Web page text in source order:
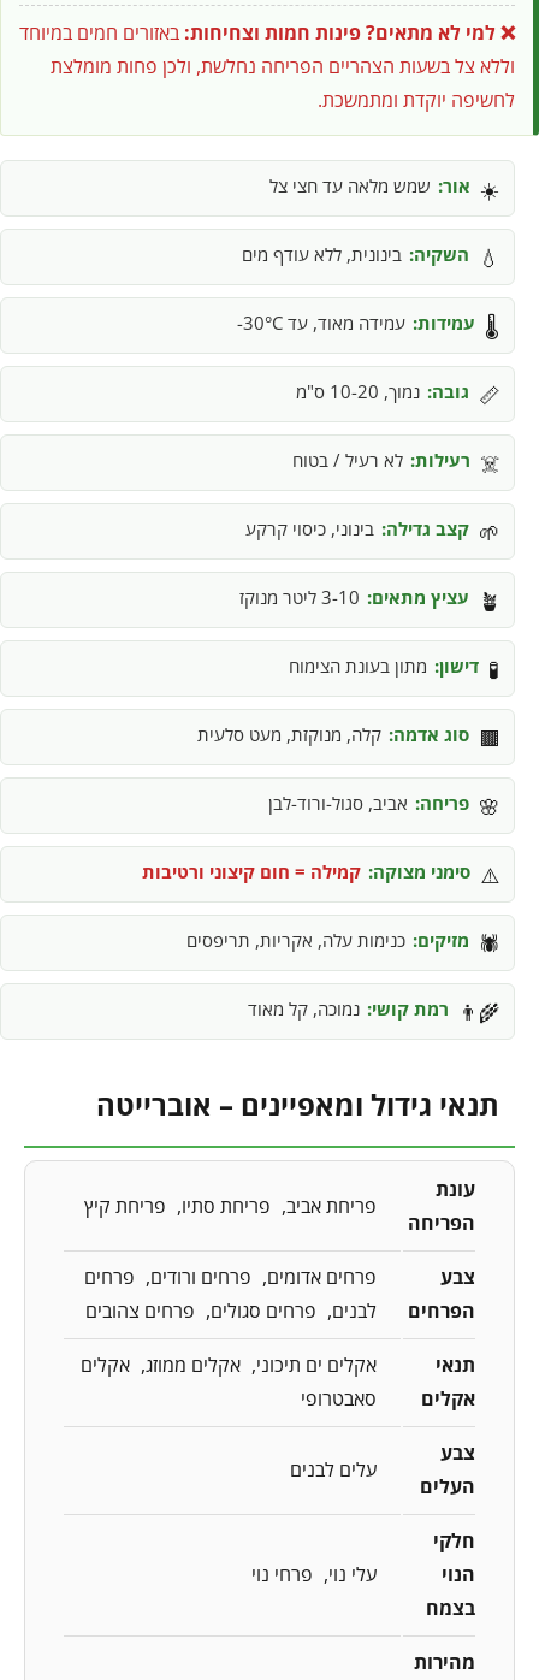
❌ למי לא מתאים?פינות חמות וצחיחות: באזורים חמים במיוחד
וללא צל בשעות הצהריים הפריחה נחלשת, ולכן פחות מומלצת
לחשיפה יוקדת ומתמשכת.
☀️ אור: שמש מלאה עד חצי צל
💧 השקיה: בינונית, ללא עודף מים
🌡️ עמידות: עמידה מאוד, עד 30°C-
📏 גובה: נמוך, 10-20 ס"מ
☠️ רעילות: לא רעיל / בטוח
🌱 קצב גדילה: בינוני, כיסוי קרקע
🪴 עציץ מתאים: 3-10 ליטר מנוקז
🧪 דישון: מתון בעונת הצימוח
🟫 סוג אדמה: קלה, מנוקזת, מעט סלעית
🌸 פריחה: אביב, סגול-ורוד-לבן
⚠️ סימני מצוקה: קמילה = חום קיצוני ורטיבות
🕷️ מזיקים: כנימות עלה, אקריות, תריפסים
👨‍🌾 רמת קושי: נמוכה, קל מאוד
תנאי גידול ומאפיינים – אוברייטה
עונת
הפריחה
פריחת אביב פריחת סתיו פריחת קיץ
צבע
הפרחים
פרחים אדומים פרחים ורודים
פרחים
לבנים
פרחים סגולים פרחים צהובים
תנאי
אקלים
אקלים ים תיכוני אקלים ממוזג אקלים
סאבטרופי
צבע
העלים
עלים לבנים
חלקי
הנוי
בצמח
עלי נוי פרחי נוי
מהירות